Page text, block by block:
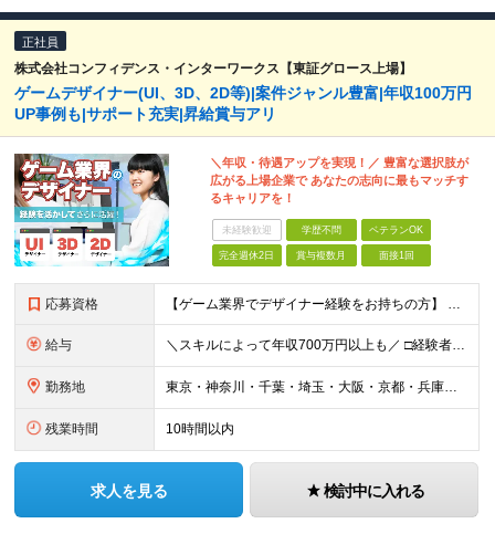
正社員
株式会社コンフィデンス・インターワークス【東証グロース上場】
ゲームデザイナー(UI、3D、2D等)|案件ジャンル豊富|年収100万円
UP事例も|サポート充実|昇給賞与アリ
＼年収・待遇アップを実現！／ 豊富な選択肢が
広がる上場企業で あなたの志向に最もマッチす
るキャリアを！
未経験歓迎 学歴不問 ベテランOK
完全週休2日 賞与複数月 面接1回
応募資格 【ゲーム業界でデザイナー経験をお持ちの方】 直近でゲーム業界を経験している方は面接確約。 ※PhotoshopやIllustratorを始めとしたデザインツールが使える方を想定しています。 ※UIデザ
給与 ＼スキルによって年収700万円以上も／ □経験者 月給23万円～70万円+残業代+賞与 □未経験者 月給21万円以上+残業代+賞与 ※経験・スキル・年齢などを考慮の上、当社規定により決定(詳細は
勤務地 東京・神奈川・千葉・埼玉・大阪・京都・兵庫・福岡のプロジェクト先 ※U・Iターン歓迎 ※リモートワーク可能な案件もあり ※勤務地は希望を考慮します！ ↓特に以下のエリアでプロジェクトが多数稼働中↓
残業時間 10時間以内
求人を見る 検討中に入れる